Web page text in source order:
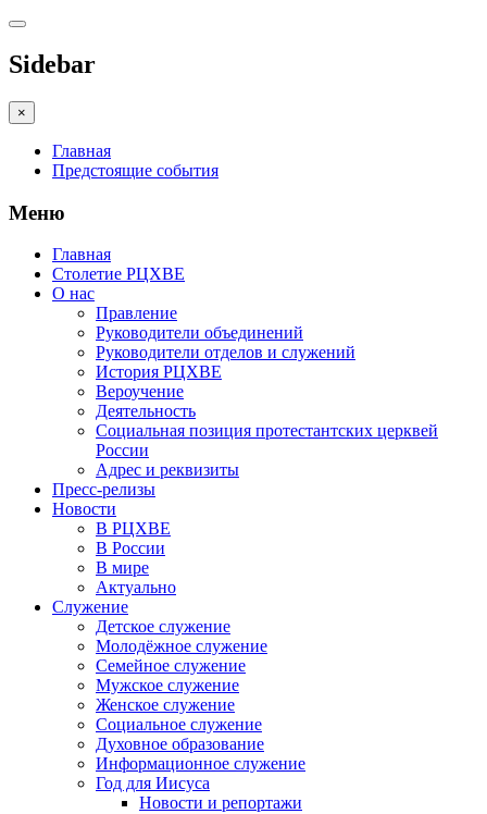
Sidebar
×
Главная
Предстоящие события
Меню
Главная
Столетие РЦХВЕ
О нас
Правление
Руководители объединений
Руководители отделов и служений
История РЦХВЕ
Вероучение
Деятельность
Социальная позиция протестантских церквей
России
Адрес и реквизиты
Пресс-релизы
Новости
В РЦХВЕ
В России
В мире
Актуально
Служение
Детское служение
Молодёжное служение
Семейное служение
Мужское служение
Женское служение
Социальное служение
Духовное образование
Информационное служение
Год для Иисуса
Новости и репортажи